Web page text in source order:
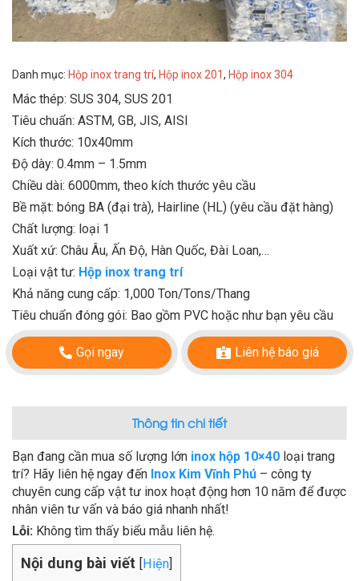
Danh mục: Hộp inox trang trí, Hộp inox 201, Hộp inox 304
Mác thép: SUS 304, SUS 201
Tiêu chuẩn: ASTM, GB, JIS, AISI
Kích thước: 10x40mm
Độ dày: 0.4mm – 1.5mm
Chiều dài: 6000mm, theo kích thước yêu cầu
Bề mặt: bóng BA (đại trà), Hairline (HL) (yêu cầu đặt hàng)
Chất lượng: loại 1
Xuất xứ: Châu Âu, Ấn Độ, Hàn Quốc, Đài Loan,…
Loại vật tư: Hộp inox trang trí
Khả năng cung cấp: 1,000 Ton/Tons/Thang
Tiêu chuẩn đóng gói: Bao gồm PVC hoặc như bạn yêu cầu
Gọi ngay Liên hệ báo giá
Thông tin chi tiết
Bạn đang cần mua số lượng lớn inox hộp 10×40 loại trang
trí? Hãy liên hệ ngay đến Inox Kim Vĩnh Phú – công ty
chuyên cung cấp vật tư inox hoạt động hơn 10 năm để được
nhân viên tư vấn và báo giá nhanh nhất!
Lỗi: Không tìm thấy biểu mẫu liên hệ.
Nội dung bài viết [Hiện]